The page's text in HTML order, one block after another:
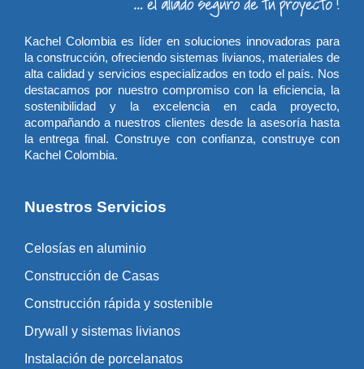
Kachel Colombia es líder en soluciones innovadoras para
la construcción, ofreciendo sistemas livianos, materiales de
alta calidad y servicios especializados en todo el país. Nos
destacamos por nuestro compromiso con la eficiencia, la
sostenibilidad y la excelencia en cada proyecto,
acompañando a nuestros clientes desde la asesoría hasta
la entrega final. Construye con confianza, construye con
Kachel Colombia.
Nuestros Servicios
Celosías en aluminio
Construcción de Casas
Construcción rápida y sostenible
Drywall y sistemas livianos
Instalación de porcelanatos